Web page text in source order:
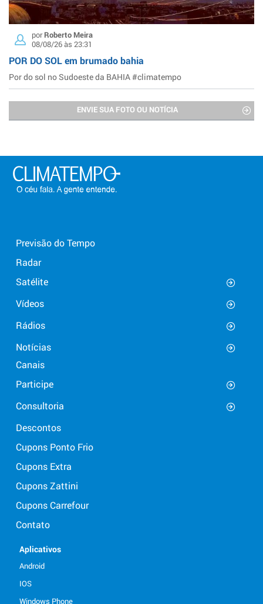
porRoberto Meira
08/08/26 às 23:31
POR DO SOL em brumado bahia
Por do sol no Sudoeste da BAHIA #climatempo
ENVIE SUA FOTO OU NOTÍCIA
Previsão do Tempo
Radar
Satélite
Vídeos
Rádios
Notícias
Canais
Participe
Consultoria
Descontos
Cupons Ponto Frio
Cupons Extra
Cupons Zattini
Cupons Carrefour
Contato
Aplicativos
Android
IOS
Windows Phone